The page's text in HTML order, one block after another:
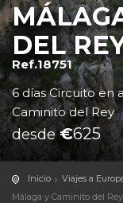
DEL
Ref.18751
6 días Circuito en
Caminito del Rey
desde€625
Inicio Viajes a
Málaga y Caminito del